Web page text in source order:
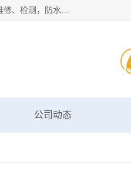
甘肃科探管道工程有限公司成立于2019年，注册地位于甘肃省兰州市。经营范围包括管道安装、清洗、疏通、维修、检测，防水工程，工程钻孔，化粪池清理，暖气安装，给排水管道安装维修，室内外管道如消防、供水、供热管道漏水检测定位，室内外防水堵漏等。
公司动态